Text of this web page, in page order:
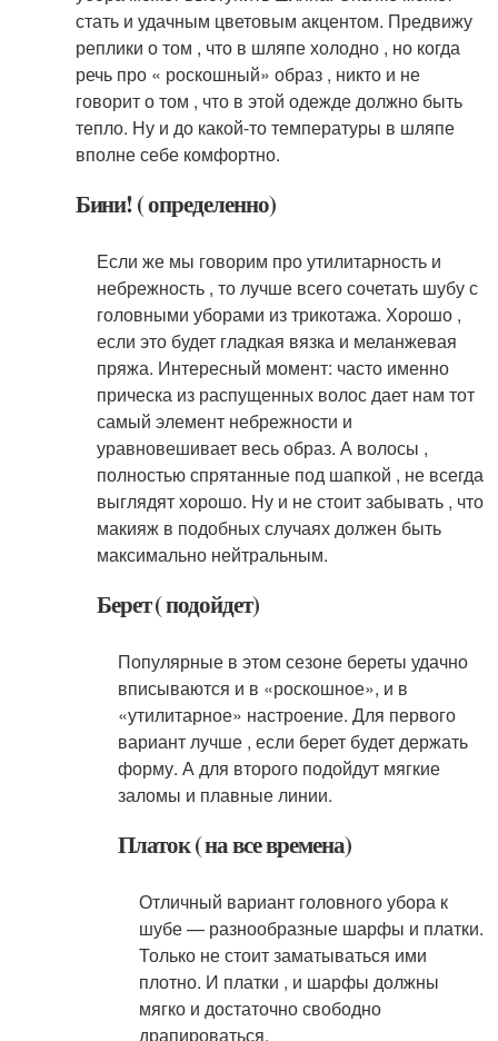
стать и удачным цветовым акцентом. Предвижу
реплики о том , что в шляпе холодно , но когда
речь про « роскошный» образ , никто и не
говорит о том , что в этой одежде должно быть
тепло. Ну и до какой-то температуры в шляпе
вполне себе комфортно.
Бини! ( определенно)
Если же мы говорим про утилитарность и
небрежность , то лучше всего сочетать шубу с
головными уборами из трикотажа. Хорошо ,
если это будет гладкая вязка и меланжевая
пряжа. Интересный момент: часто именно
прическа из распущенных волос дает нам тот
самый элемент небрежности и
уравновешивает весь образ. А волосы ,
полностью спрятанные под шапкой , не всегда
выглядят хорошо. Ну и не стоит забывать , что
макияж в подобных случаях должен быть
максимально нейтральным.
Берет ( подойдет)
Популярные в этом сезоне береты удачно
вписываются и в «роскошное», и в
«утилитарное» настроение. Для первого
вариант лучше , если берет будет держать
форму. А для второго подойдут мягкие
заломы и плавные линии.
Платок ( на все времена)
Отличный вариант головного убора к
шубе — разнообразные шарфы и платки.
Только не стоит заматываться ими
плотно. И платки , и шарфы должны
мягко и достаточно свободно
драпироваться.